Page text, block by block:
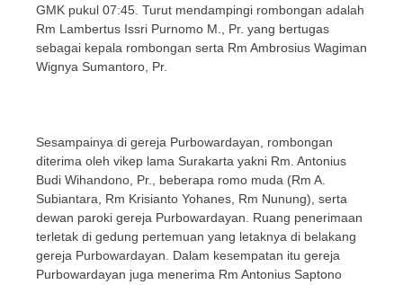
GMK pukul 07:45. Turut mendampingi rombongan adalah
Rm Lambertus Issri Purnomo M., Pr. yang bertugas
sebagai kepala rombongan serta Rm Ambrosius Wagiman
Wignya Sumantoro, Pr.
Sesampainya di gereja Purbowardayan, rombongan
diterima oleh vikep lama Surakarta yakni Rm. Antonius
Budi Wihandono, Pr., beberapa romo muda (Rm A.
Subiantara, Rm Krisianto Yohanes, Rm Nunung), serta
dewan paroki gereja Purbowardayan. Ruang penerimaan
terletak di gedung pertemuan yang letaknya di belakang
gereja Purbowardayan. Dalam kesempatan itu gereja
Purbowardayan juga menerima Rm Antonius Saptono